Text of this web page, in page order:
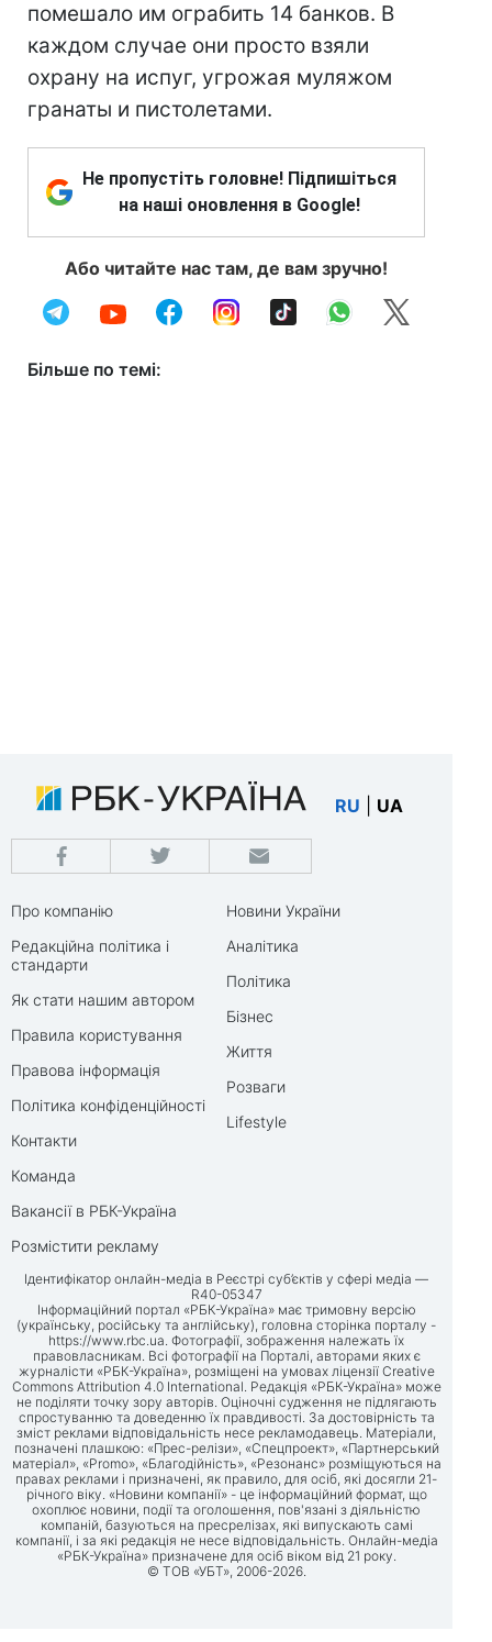
помешало им ограбить 14 банков. В
каждом случае они просто взяли
охрану на испуг, угрожая муляжом
гранаты и пистолетами.
Не пропустіть головне! Підпишіться
на наші оновлення в Google!
Або читайте нас там, де вам зручно!
Більше по темі:
RU UA
Про компанію
Редакційна політика і
стандарти
Як стати нашим автором
Правила користування
Правова інформація
Політика конфіденційності
Контакти
Команда
Вакансії в РБК-Україна
Розмістити рекламу
Новини України
Аналітика
Політика
Бізнес
Життя
Розваги
Lifestyle
Ідентифікатор онлайн-медіа в Реєстрі суб’єктів у сфері медіа —
R40-05347
Інформаційний портал «РБК-Україна» має тримовну версію
(українську, російську та англійську), головна сторінка порталу -
https://www.rbc.ua. Фотографії, зображення належать їх
правовласникам. Всі фотографії на Порталі, авторами яких є
журналісти «РБК-Україна», розміщені на умовах ліцензії Creative
Commons Attribution 4.0 International. Редакція «РБК-Україна» може
не поділяти точку зору авторів. Оціночні судження не підлягають
спростуванню та доведенню їх правдивості. За достовірність та
зміст реклами відповідальність несе рекламодавець. Матеріали,
позначені плашкою: «Прес-релізи», «Спецпроект», «Партнерський
матеріал», «Promo», «Благодійність», «Резонанс» розміщуються на
правах реклами і призначені, як правило, для осіб, які досягли 21-
річного віку. «Новини компанії» - це інформаційний формат, що
охоплює новини, події та оголошення, пов'язані з діяльністю
компаній, базуються на пресрелізах, які випускають самі
компанії, і за які редакція не несе відповідальність. Онлайн-медіа
«РБК-Україна» призначене для осіб віком від 21 року.
© ТОВ «УБТ», 2006-2026.